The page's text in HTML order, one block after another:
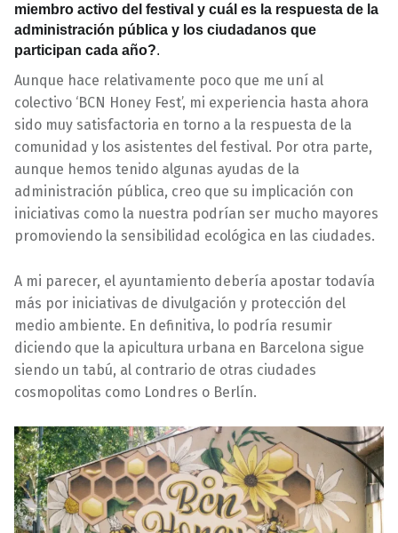
miembro activo del festival y cuál es la respuesta de la
administración pública y los ciudadanos que
participan cada año?.
Aunque hace relativamente poco que me uní al
colectivo ‘BCN Honey Fest’, mi experiencia hasta ahora
sido muy satisfactoria en torno a la respuesta de la
comunidad y los asistentes del festival. Por otra parte,
aunque hemos tenido algunas ayudas de la
administración pública, creo que su implicación con
iniciativas como la nuestra podrían ser mucho mayores
promoviendo la sensibilidad ecológica en las ciudades.
A mi parecer, el ayuntamiento debería apostar todavía
más por iniciativas de divulgación y protección del
medio ambiente. En definitiva, lo podría resumir
diciendo que la apicultura urbana en Barcelona sigue
siendo un tabú, al contrario de otras ciudades
cosmopolitas como Londres o Berlín.